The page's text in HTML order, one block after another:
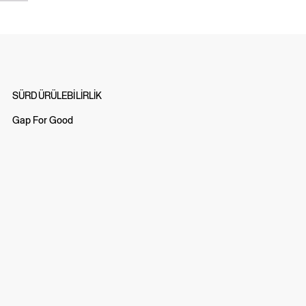
SÜRDÜRÜLEBİLİRLİK
Gap For Good